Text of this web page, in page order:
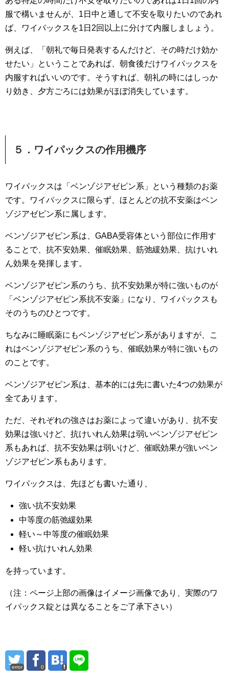
服で構いませんが、1日中と通して不安を取りたいのであれ
ば、ワイパックスを1日2回以上に分けて内服しましょう。
例えば、「朝礼で毎日発表するんだけど、その時だけ効か
せたい」ということであれば、朝食後だけワイパックスを
内服すればいいのです。そうすれば、朝礼の時にはしっか
り効き、夕方ごろには効果がほぼ消失しています。
５．ワイパックスの作用機序
ワイパックスは「ベンゾジアゼピン系」という種類のお薬
です。ワイパックスに限らず、ほとんどの抗不安薬はベン
ゾジアゼピン系に属します。
ベンゾジアゼピン系は、GABA受容体という部位に作用す
ることで、抗不安効果、催眠効果、筋弛緩効果、抗けいれ
ん効果を発揮します。
ベンゾジアゼピン系のうち、抗不安効果が特に強いものが
「ベンゾジアゼピン系抗不安薬」になり、ワイパックスも
そのうちのひとつです。
ちなみに睡眠薬にもベンゾジアゼピン系がありますが、こ
れはベンゾジアゼピン系のうち、催眠効果が特に強いもの
のことです。
ベンゾジアゼピン系は、基本的には先に書いた4つの効果が
全てあります。
ただ、それぞれの強さはお薬によって違いがあり、抗不安
効果は強いけど、抗けいれん効果は弱いベンゾジアゼピン
系もあれば、抗不安効果は弱いけど、催眠効果が強いベン
ゾジアゼピン系もあります。
ワイパックスは、先ほども書いた通り、
強い抗不安効果
中等度の筋弛緩効果
軽い～中等度の催眠効果
軽い抗けいれん効果
を持っています。
（注：ページ上部の画像はイメージ画像であり、実際のワ
イパックス錠とは異なることをご了承下さい）
error 0